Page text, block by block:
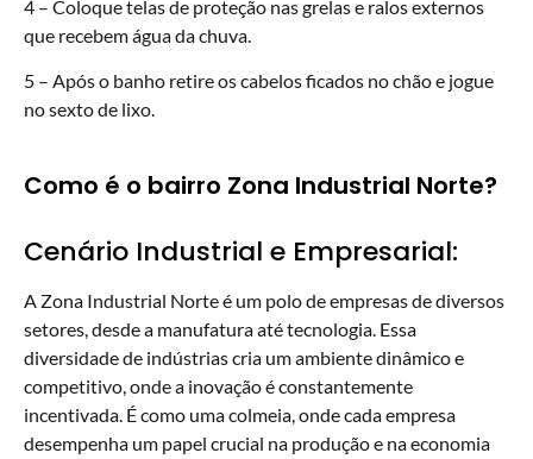
4 – Coloque telas de proteção nas grelas e ralos externos
que recebem água da chuva.
5 – Após o banho retire os cabelos ficados no chão e jogue
no sexto de lixo.
Como é o bairro Zona Industrial Norte?
Cenário Industrial e Empresarial:
A Zona Industrial Norte é um polo de empresas de diversos
setores, desde a manufatura até tecnologia. Essa
diversidade de indústrias cria um ambiente dinâmico e
competitivo, onde a inovação é constantemente
incentivada. É como uma colmeia, onde cada empresa
desempenha um papel crucial na produção e na economia